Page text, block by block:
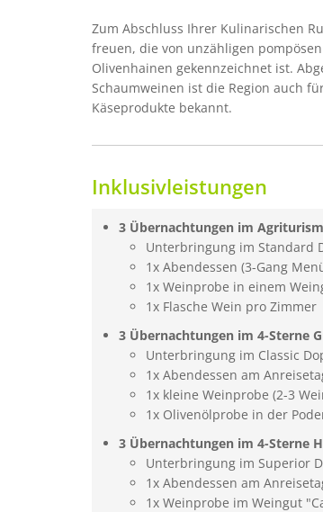
Zum Abschluss Ihrer Kulinarischen
freuen, die von unzähligen
Olivenhainen gekennzeichnet ist.
Schaumweinen ist die Region auch
Käseprodukte bekannt.
Inklusivleistungen
3 Übernachtungen im
Unterbringung im Standard
1x Abendessen (3-Gang
1x Weinprobe in einem
1x Flasche Wein pro Zimmer
3 Übernachtungen im 4-Sterne
Unterbringung im Classic
1x Abendessen am
1x kleine Weinprobe (2-3
1x Olivenölprobe in der
3 Übernachtungen im 4-Sterne
Unterbringung im Superior
1x Abendessen am
1x Weinprobe im Weingut